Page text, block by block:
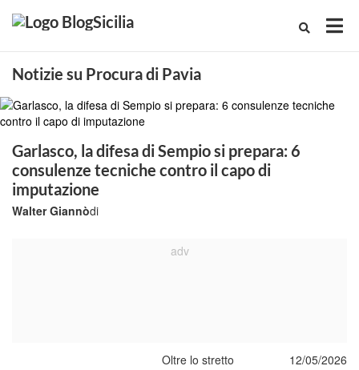
Notizie su Procura di Pavia
Garlasco, la difesa di Sempio si prepara: 6
consulenze tecniche contro il capo di
imputazione
di
Walter Giannò
Oltre lo stretto 12/05/2026